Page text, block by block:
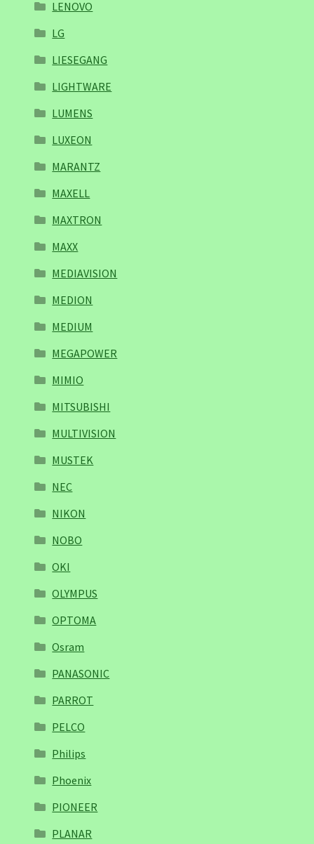
LENOVO
LG
LIESEGANG
LIGHTWARE
LUMENS
LUXEON
MARANTZ
MAXELL
MAXTRON
MAXX
MEDIAVISION
MEDION
MEDIUM
MEGAPOWER
MIMIO
MITSUBISHI
MULTIVISION
MUSTEK
NEC
NIKON
NOBO
OKI
OLYMPUS
OPTOMA
Osram
PANASONIC
PARROT
PELCO
Philips
Phoenix
PIONEER
PLANAR